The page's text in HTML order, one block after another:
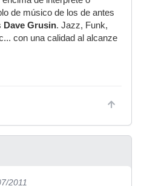
de músico de los de antes
Dave Grusin. Jazz, Funk,
con una calidad al alcanze
2011